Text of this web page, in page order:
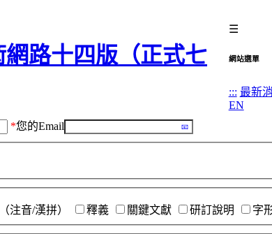
☰
網站選單
::: 最新
EN
*您的Email
注音/漢拼） 釋義 關鍵文獻 研訂說明 字